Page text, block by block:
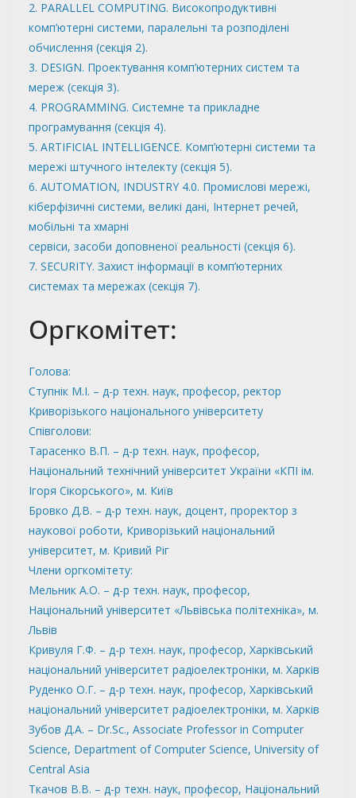
2. PARALLEL COMPUTING. Високопродуктивні
комп’ютерні системи, паралельні та розподілені
обчислення (секція 2).
3. DESIGN. Проектування комп’ютерних систем та
мереж (секція 3).
4. PROGRAMMING. Системне та прикладне
програмування (секція 4).
5. ARTIFICIAL INTELLIGENCE. Комп’ютерні системи та
мережі штучного інтелекту (секція 5).
6. AUTOMATION, INDUSTRY 4.0. Промислові мережі,
кіберфізичні системи, великі дані, Інтернет речей,
мобільні та хмарні
сервіси, засоби доповненої реальності (секція 6).
7. SECURITY. Захист інформації в комп’ютерних
системах та мережах (секція 7).
Оргкомітет:
Голова:
Ступнік М.І. – д-р техн. наук, професор, ректор
Криворізького національного університету
Співголови:
Тарасенко В.П. – д-р техн. наук, професор,
Національний технічний університет України «КПІ ім.
Ігоря Сікорського», м. Київ
Бровко Д.В. – д-р техн. наук, доцент, проректор з
наукової роботи, Криворізький національний
університет, м. Кривий Ріг
Члени оргкомітету:
Мельник А.О. – д-р техн. наук, професор,
Національний університет «Львівська політехніка», м.
Львів
Кривуля Г.Ф. – д-р техн. наук, професор, Харківський
національний університет радіоелектроніки, м. Харків
Руденко О.Г. – д-р техн. наук, професор, Харківський
національний університет радіоелектроніки, м. Харків
Зубов Д.А. – Dr.Sc., Associate Professor in Computer
Science, Department of Computer Science, University of
Central Asia
Ткачов В.В. – д-р техн. наук, професор, Національний